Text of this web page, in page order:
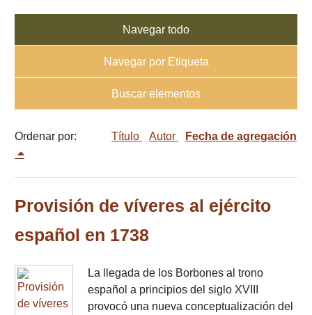
Navegar todo
Navegar por Etiqueta
Buscar elementos
Ordenar por: Título Autor Fecha de agregación
Provisión de víveres al ejército
español en 1738
La llegada de los Borbones al trono
español a principios del siglo XVIII
provocó una nueva conceptualización del